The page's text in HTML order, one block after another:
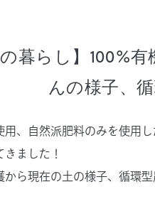
の暮らし】100%
んの様子、
用、自然派肥料のみを使用
きました！
から現在の土の様子、循環